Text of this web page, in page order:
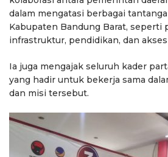
dalam mengatasi berbagai
Kabupaten Bandung Barat, seperti
infrastruktur, pendidikan, dan
Ia juga mengajak seluruh kader
yang hadir untuk bekerja sama
dan misi tersebut.